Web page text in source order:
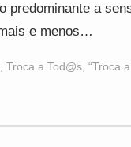
predominante a
e menos…
, Troca a Tod@s, “Troca